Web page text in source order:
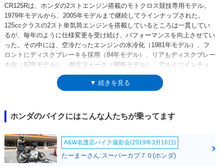
CR125Rは、ホンダの2ストエンジン搭載のモトクロス競技専用モデル。
1979年モデルから、2005年モデルまで継続してラインナップされた。
125ccクラスの2スト単気筒エンジンを搭載しているところは一貫してい
るが、毎年のように仕様変更を受け続け、パフォーマンスを向上させてい
った。その中には、空冷だったエンジンの水冷化（1981年モデル）、フ
ロントにディスクブレーキを採用（84年モデル）、リアもディスクブレー
キ化（87年モデル）、倒立フォーク（90年モデル）、アルミツインチュ
ーブフレーム採用と5速ミッション化（98年モデル）など数々のトピック
スが存在した。前身モデルは、エルシノアCR125M（1970年-）で、後継
後継モデルとして差し支えなかった。※CR125Rは競技専用車であり、ナ
ンバーを取得して公道を走行することはできない。
▼ 続きを見る
ホンダのバイクにはこんな人たちが乗ってます
A&W名護店バイク撮影会(2019年3月16日)
たーまーさん:スーパーカブ７０(ホンダ)